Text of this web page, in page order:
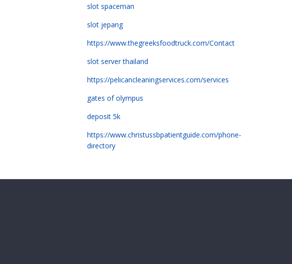
slot spaceman
slot jepang
https://www.thegreeksfoodtruck.com/Contact
slot server thailand
https://pelicancleaningservices.com/services
gates of olympus
deposit 5k
https://www.christussbpatientguide.com/phone-
directory